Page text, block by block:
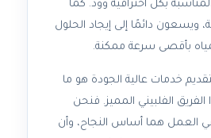
بكل احترافية وود. كما
ويسعون دائمًا إلى إيجاد الحلول
بأقصى سرعة ممكنة.
خدمات عالية الجودة هو ما
الفلبيني المميز. فنحن
في العمل هما أساس النجاح، وأن